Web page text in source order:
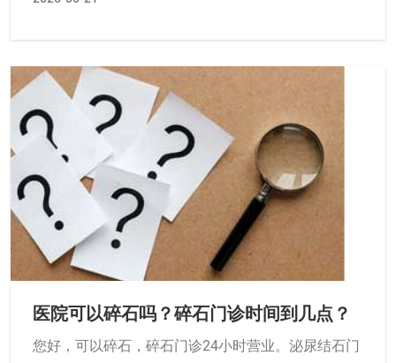
医院可以碎石吗？碎石门诊时间到几点？
您好，可以碎石，碎石门诊24小时营业。泌尿结石门